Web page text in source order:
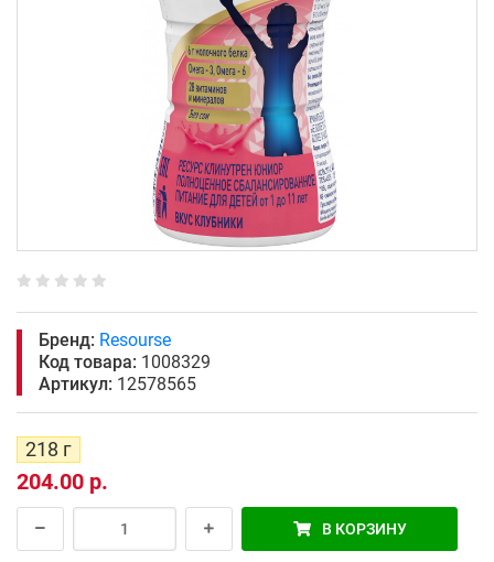
Бренд: Resourse
Код товара: 1008329
Артикул: 12578565
218 г
204.00 р.
В КОРЗИНУ